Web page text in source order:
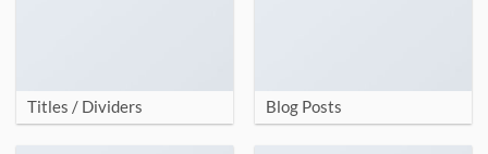
Titles / Dividers Blog Posts